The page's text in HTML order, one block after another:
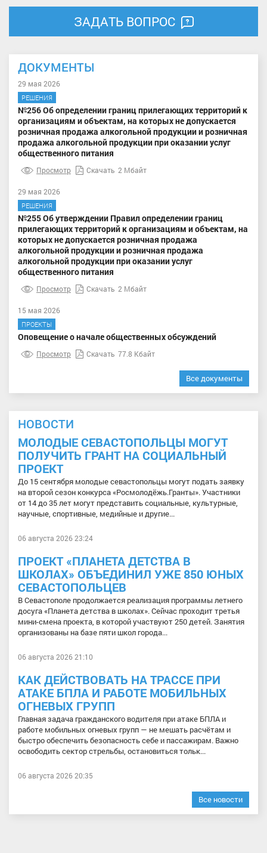
ЗАДАТЬ ВОПРОС
ДОКУМЕНТЫ
29 мая 2026
РЕШЕНИЯ
№256 Об определении границ прилегающих территорий к
организациям и объектам, на которых не допускается
розничная продажа алкогольной продукции и розничная
продажа алкогольной продукции при оказании услуг
общественного питания
Просмотр Скачать 2 Мбайт
29 мая 2026
РЕШЕНИЯ
№255 Об утверждении Правил определении границ
прилегающих территорий к организациям и объектам, на
которых не допускается розничная продажа
алкогольной продукции и розничная продажа
алкогольной продукции при оказании услуг
общественного питания
Просмотр Скачать 2 Мбайт
15 мая 2026
ПРОЕКТЫ
Оповещение о начале общественных обсуждений
Просмотр Скачать 77.8 Кбайт
Все документы
НОВОСТИ
МОЛОДЫЕ СЕВАСТОПОЛЬЦЫ МОГУТ
ПОЛУЧИТЬ ГРАНТ НА СОЦИАЛЬНЫЙ
ПРОЕКТ
До 15 сентября молодые севастопольцы могут подать заявку
на второй сезон конкурса «Росмолодёжь.Гранты». Участники
от 14 до 35 лет могут представить социальные, культурные,
научные, спортивные, медийные и другие...
06 августа 2026 23:24
ПРОЕКТ «ПЛАНЕТА ДЕТСТВА В
ШКОЛАХ» ОБЪЕДИНИЛ УЖЕ 850 ЮНЫХ
СЕВАСТОПОЛЬЦЕВ
В Севастополе продолжается реализация программы летнего
досуга «Планета детства в школах». Сейчас проходит третья
мини-смена проекта, в которой участвуют 250 детей. Занятия
организованы на базе пяти школ города...
06 августа 2026 21:10
КАК ДЕЙСТВОВАТЬ НА ТРАССЕ ПРИ
АТАКЕ БПЛА И РАБОТЕ МОБИЛЬНЫХ
ОГНЕВЫХ ГРУПП
Главная задача гражданского водителя при атаке БПЛА и
работе мобильных огневых групп — не мешать расчётам и
быстро обеспечить безопасность себе и пассажирам. Важно
освободить сектор стрельбы, остановиться тольк...
06 августа 2026 20:35
Все новости